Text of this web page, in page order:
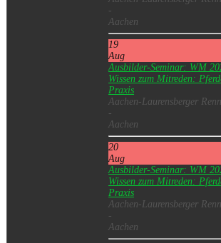
-
Aachen
19
Aug
Ausbilder-Seminar: WM
Wissen zum Mitreden:
Praxis
Aachen-Laurensberger
-
Aachen
20
Aug
Ausbilder-Seminar: WM
Wissen zum Mitreden:
Praxis
Aachen-Laurensberger
-
Aachen